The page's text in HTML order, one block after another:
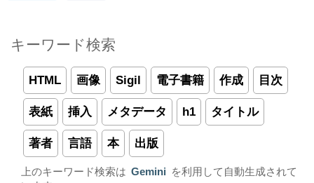
キーワード検索
HTML 画像 Sigil 電子書籍 作成 目次
表紙 挿入 メタデータ h1 タイトル
著者 言語 本 出版
上のキーワード検索は Gemini
を利用して自動生成されて